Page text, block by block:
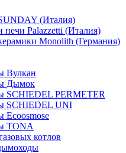
(Италия)
печи Palazzetti (Италия)
Monolith (Германия)
Вулкан
Дымок
SCHIEDEL PERMETER
SCHIEDEL UNI
Ecoosmose
TONA
котлов